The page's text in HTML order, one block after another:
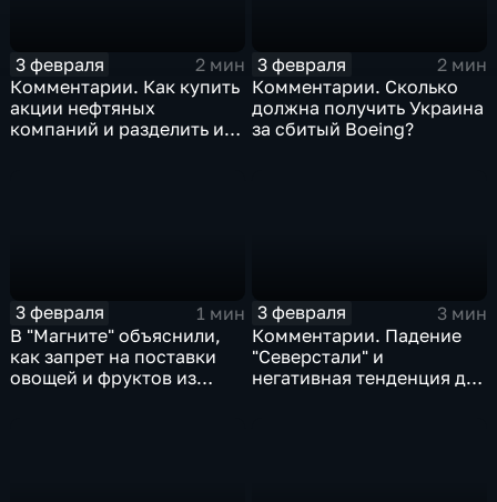
3 февраля
2 мин
Комментарии. Как купить
акции нефтяных
компаний и разделить их
3 февраля
2 мин
Комментарии. Сколько
должна получить Украина
за сбитый Boeing?
3 февраля
1 мин
В "Магните" объяснили,
как запрет на поставки
овощей и фруктов из
3 февраля
3 мин
Комментарии. Падение
"Северстали" и
негативная тенденция для